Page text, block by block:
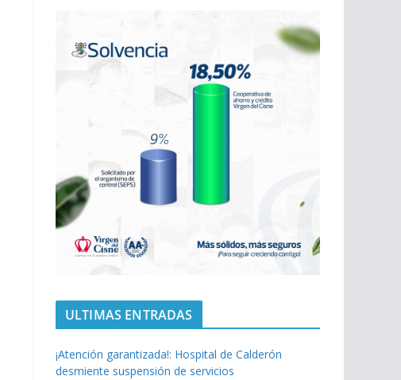
ULTIMAS ENTRADAS
¡Atención garantizada!: Hospital de Calderón
desmiente suspensión de servicios